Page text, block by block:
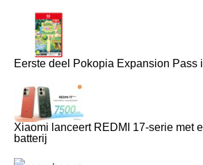
Eerste deel Pokopia Expansion Pass
Xiaomi lanceert REDMI 17-serie met
batterij